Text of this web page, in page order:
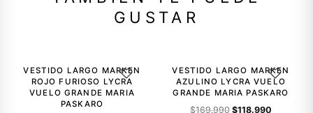
GUSTAR
AGREGAR A LA LISTA DE DESEOS
VESTIDO LARGO MARKEN
ROJO FURIOSO LYCRA
VUELO GRANDE MARIA
PASKARO
AGREGAR
VESTIDO LARGO MARKEN
AZULINO LYCRA VUELO
GRANDE MARIA PASKARO
$169.990 El
$118.990
El